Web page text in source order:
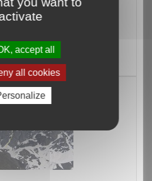
2009
accept all
all cookies